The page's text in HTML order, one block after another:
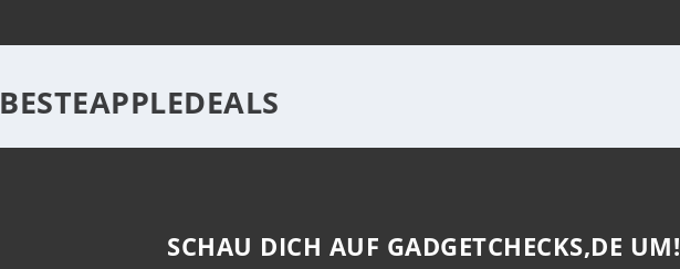
BESTEAPPLEDEALS
SCHAU DICH AUF GADGETCHECKS,DE UM!